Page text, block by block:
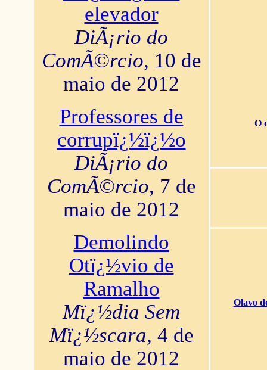
elevador
DiÃ¡rio do
ComÃ©rcio, 10 de
maio de 2012
Professores de
corrupï¿½ï¿½o
DiÃ¡rio do
ComÃ©rcio, 7 de
maio de 2012
Demolindo
Otï¿½vio de
Ramalho
Mï¿½dia Sem
Mï¿½scara, 4 de
maio de 2012
O
Olavo